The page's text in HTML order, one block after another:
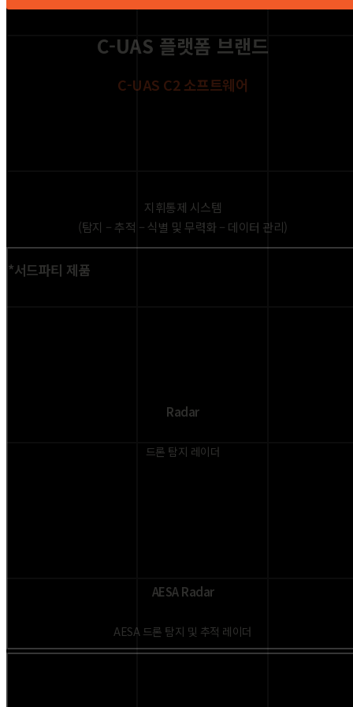
C-UAS 플랫폼 브랜드
C-UAS C2 소프트웨어
지휘통제 시스템
(탐지 – 추적 – 식별 및 무력화 – 데이터 관리)
*서드파티 제품
Radar
드론 탐지 레이더
AESA Radar
AESA 드론 탐지 및 추적 레이더